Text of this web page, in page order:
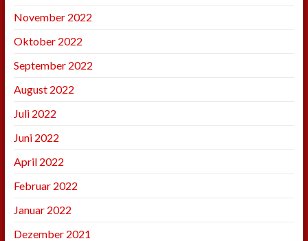
November 2022
Oktober 2022
September 2022
August 2022
Juli 2022
Juni 2022
April 2022
Februar 2022
Januar 2022
Dezember 2021